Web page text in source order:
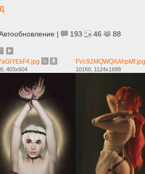
| 193 46 88
403x604
FVc92MQWQAAhpMf.jpg
101Кб, 1124x1688